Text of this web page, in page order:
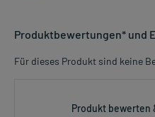
Produktbewertungen* und
Für dieses Produkt sind keine
Produkt bewerten